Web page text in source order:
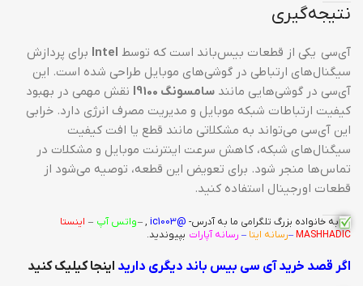
نتیجه‌گیری
آی‌سی یکی از قطعات بیس‌باند است که توسط Intel برای پردازش
سیگنال‌های ارتباطی در گوشی‌های موبایل طراحی شده است. این
آی‌سی در گوشی‌هایی مانند سامسونگ I9100
نقش مهمی در بهبود
کیفیت ارتباطات شبکه موبایل و مدیریت مصرف انرژی دارد. خرابی
این آی‌سی می‌تواند به مشکلاتی مانند قطع یا افت کیفیت
سیگنال‌های شبکه، کاهش سرعت اینترنت موبایل و مشکلات در
تماس‌ها منجر شود. برای تعویض این قطعه، توصیه می‌شود از
قطعات اورجینال استفاده کنید.
به خانواده بزرگ تلگرامی ما به آدرس- @ic1003
, –واتس آپ – اینستا
MASHHADIC
–رسانه ایتا – رسانه آپارات بپیوندید.
اگر قصد خرید آی سی بیس باند دیگری دارید اینجا کیلیک کنید